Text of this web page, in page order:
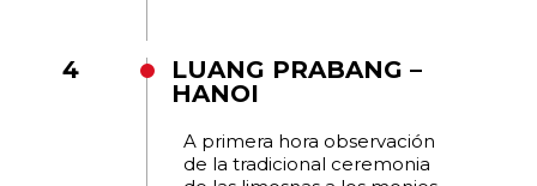
4
LUANG PRABANG –
HANOI
A primera hora observación
de la tradicional ceremonia